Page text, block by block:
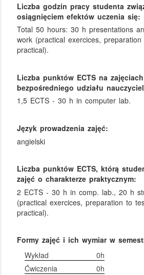
Liczba godzin pracy studenta
osiągnięciem efektów uczenia się:
Total 50 hours: 30 h presentations
work (practical exercices,
practical).
Liczba punktów ECTS na
bezpośredniego udziału
1,5 ECTS - 30 h in computer lab.
Język prowadzenia zajęć:
angielski
Liczba punktów ECTS, którą
zajęć o charakterze praktycznym:
2 ECTS - 30 h in comp. lab., 20 h
(practical exercices, preparation to
practical).
Formy zajęć i ich wymiar w
Wykład
0h
Ćwiczenia
0h